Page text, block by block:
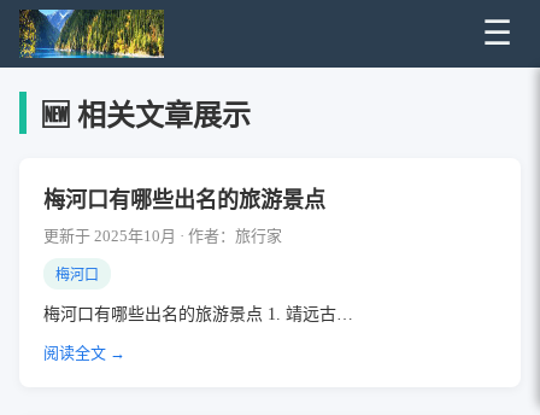
☰
🆕 相关文章展示
梅河口有哪些出名的旅游景点
更新于 2025年10月 · 作者：旅行家
梅河口
梅河口有哪些出名的旅游景点 1. 靖远古…
阅读全文 →